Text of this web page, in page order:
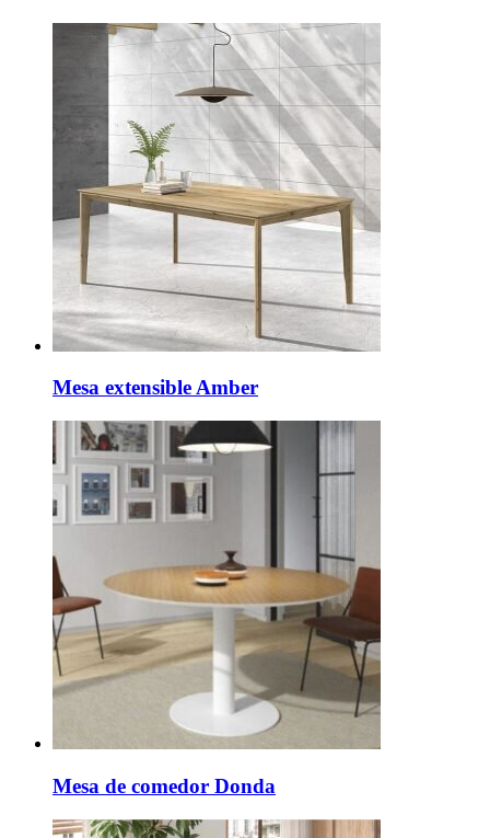
Mesa extensible Amber
Mesa de comedor Donda